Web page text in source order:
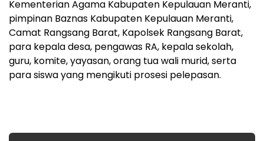
Kementerian Agama Kabupaten Kepulauan Meranti,
pimpinan Baznas Kabupaten Kepulauan Meranti,
Camat Rangsang Barat, Kapolsek Rangsang Barat,
para kepala desa, pengawas RA, kepala sekolah,
guru, komite, yayasan, orang tua wali murid, serta
para siswa yang mengikuti prosesi pelepasan.